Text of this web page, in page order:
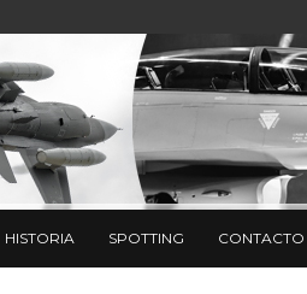
HISTORIA SPOTTING CONTACTO